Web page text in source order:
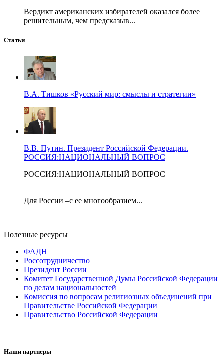
Вердикт американских избирателей оказался более
решительным, чем предсказыв...
Статьи
В.А. Тишков «Русский мир: смыслы и стратегии»
В.В. Путин. Президент Российской Федерации.
РОССИЯ:НАЦИОНАЛЬНЫЙ ВОПРОС
РОССИЯ:НАЦИОНАЛЬНЫЙ ВОПРОС
Для России –с ее многообразием...
Полезные ресурсы
ФАДН
Россотрудничество
Президент России
Комитет Государственной Думы Российской Федерации
по делам национальностей
Комиссия по вопросам религиозных объединений при
Правительстве Российской Федерации
Правительство Российской Федерации
Наши партнеры